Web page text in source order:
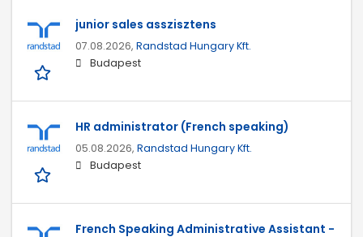
junior sales asszisztens
07.08.2026, Randstad Hungary Kft.
Budapest
HR administrator (French speaking)
05.08.2026, Randstad Hungary Kft.
Budapest
French Speaking Administrative Assistant -